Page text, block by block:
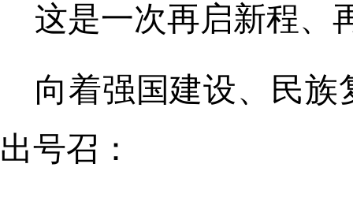
这是一次再启新程
向着强国建设、民
出号召：